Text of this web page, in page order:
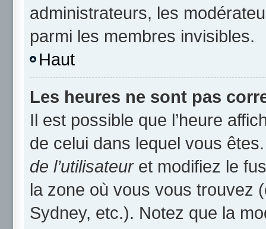
administrateurs, les
parmi les membres invisibles.
Haut
Les heures ne sont pas
Il est possible que l’heure
de celui dans lequel vous
de l’utilisateuret modifiez le
la zone où vous vous trouvez
Sydney, etc.). Notez que la